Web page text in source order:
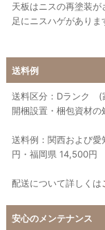
天板はニスの再塗装が
足にニスハゲがありま
送料例
送料区分：Dランク (
開梱設置・梱包資材の
送料例：関西および
円・福岡県 14,500円
配送について詳しくは
安心のメンテナンス